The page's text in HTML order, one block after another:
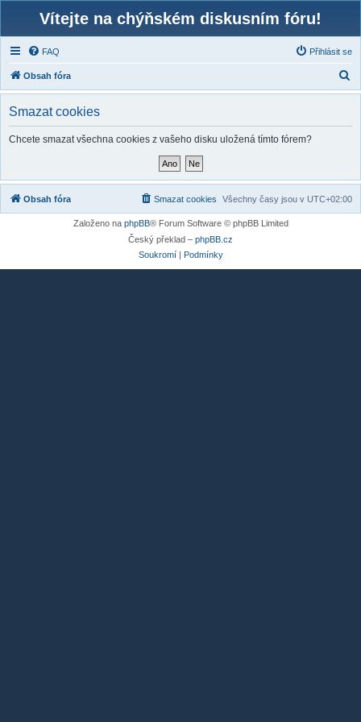
Vítejte na chýňském diskusním fóru!
FAQ Přihlásit se
Obsah fóra
l
Smazat cookies
Chcete smazat všechna cookies z vašeho disku uložená tímto fórem?
Obsah fóra Všechny časy jsou v UTC+02:00
Smazat cookies
Založeno na phpBB® Forum Software © phpBB Limited
Český překlad – phpBB.cz
Soukromí| Podmínky